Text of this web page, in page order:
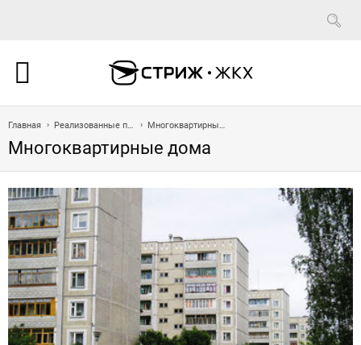
Главная Реализованные проекты Многоквартирные дома
Многоквартирные дома